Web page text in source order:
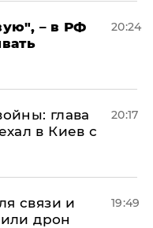
– в РФ
20:24
глава
в Киев с
20:17
связи и
дрон
19:49